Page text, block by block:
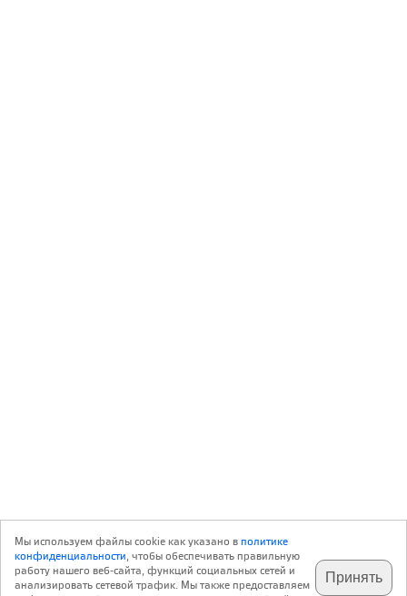
подпишитесь на наш
✕
Мы используем файлы cookie как указано вполитике
конфиденциальности, чтобы обеспечивать правильную
работу нашего веб-сайта, функций социальных сетей и
анализировать сетевой трафик. Мы также предоставляем
Принять